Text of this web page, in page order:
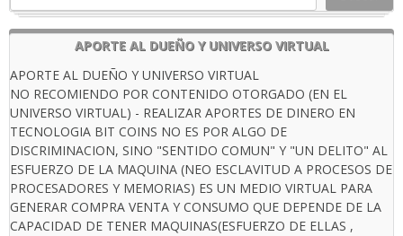
APORTE AL DUEÑO Y UNIVERSO VIRTUAL
APORTE AL DUEÑO Y UNIVERSO VIRTUAL
NO RECOMIENDO POR CONTENIDO OTORGADO (EN EL
UNIVERSO VIRTUAL) - REALIZAR APORTES DE DINERO EN
TECNOLOGIA BIT COINS NO ES POR ALGO DE
DISCRIMINACION, SINO "SENTIDO COMUN" Y "UN DELITO" AL
ESFUERZO DE LA MAQUINA (NEO ESCLAVITUD A PROCESOS DE
PROCESADORES Y MEMORIAS) ES UN MEDIO VIRTUAL PARA
GENERAR COMPRA VENTA Y CONSUMO QUE DEPENDE DE LA
CAPACIDAD DE TENER MAQUINAS(ESFUERZO DE ELLAS ,